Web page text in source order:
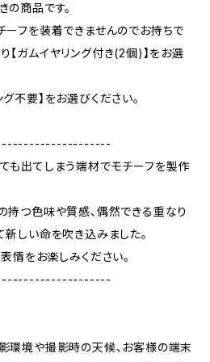
商品です。
ーフを装着できませんのでお持ちで
【ガムイヤリング付き(2個)】をお選
不要】をお選びください。
も出てしまう端材でモチーフを製作
持つ色味や質感、偶然できる重なり
しい命を吹き込みました。
情をお楽しみください。
環境や撮影時の天候、お客様の端末